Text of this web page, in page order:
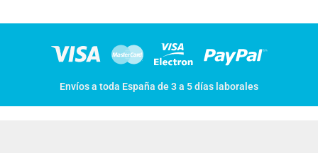
Envíos a toda España de 3 a 5 días laborales